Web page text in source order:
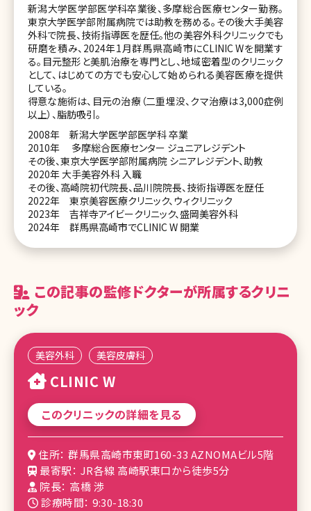
新潟大学医学部医学科卒業後、多摩総合医療センター勤務。
東京大学医学部附属病院では助教を務める。その後大手美容
外科で院長、技術指導医を歴任。他の美容外科クリニックでも
研磨を積み、2024年1月群馬県高崎市にCLINIC Wを開業す
る。目元整形と美肌治療を専門とし、地域密着型のクリニック
として、はじめての方でも安心して始められる美容医療を提供
している。
得意な施術は、目元の治療（二重埋没、クマ治療は3,000症例
以上）、脂肪吸引。
2008年 新潟大学医学部医学科 卒業
2010年 多摩総合医療センター ジュニアレジデント
その後、東京大学医学部附属病院 シニアレジデント、助教
2020年 大手美容外科 入職
その後、高崎院初代院長、品川院院長、技術指導医を歴任
2022年 東京美容医療クリニック、ウィクリニック
2023年 吉祥寺アイビークリニック、盛岡美容外科
2024年 群馬県高崎市でCLINIC W 開業
この記事の監修ドクターが所属するクリニ
ック
CLINIC W
美容外科 美容皮膚科
このクリニックの詳細を見る
住所： 群馬県高崎市東町160-33 AZNOMAビル5階
最寄駅： JR各線 高崎駅東口から徒歩5分
院長： 高橋 渉
診療時間： 9:30-18:30